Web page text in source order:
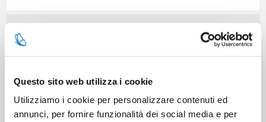
Questo sito web utilizza i cookie
Utilizziamo i cookie per personalizzare contenuti ed
annunci, per fornire funzionalità dei social media e per
Pezzi per cartone
Cartoni per pallet 450